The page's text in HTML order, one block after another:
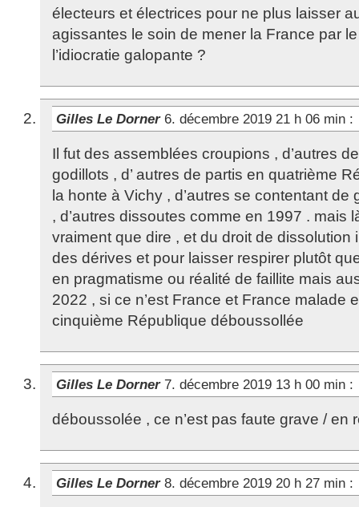
électeurs et électrices pour ne plus laisser
agissantes le soin de mener la France par
l’idiocratie galopante ?
Gilles Le Dorner 6. décembre 2019 21 h 06 min :
Il fut des assemblées croupions , d’autres
godillots , d’ autres de partis en quatrième
la honte à Vichy , d’autres se contentant de
, d’autres dissoutes comme en 1997 . mais
vraiment que dire , et du droit de dissolution
des dérives et pour laisser respirer plutôt
en pragmatisme ou réalité de faillite mais
2022 , si ce n’est France et France malade
cinquième République déboussollée
Gilles Le Dorner 7. décembre 2019 13 h 00 min :
déboussolée , ce n’est pas faute grave / en
Gilles Le Dorner 8. décembre 2019 20 h 27 min :